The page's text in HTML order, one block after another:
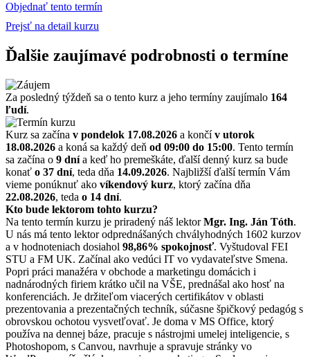
Objednať tento termín
Prejsť na detail kurzu
Ďalšie zaujímavé podrobnosti o termíne
Za posledný týždeň sa o tento kurz a jeho termíny zaujímalo 164
ľudí.
Kurz sa začína v pondelok 17.08.2026 a končív utorok
18.08.2026 a koná sa každý deň od 09:00 do 15:00. Tento termín
sa začína o 9 dnía keď ho premeškáte, ďalší denný kurz sa bude
konať o 37 dní, teda dňa 14.09.2026. Najbližší ďalší termín Vám
vieme ponúknuť ako víkendový kurz, ktorý začína dňa
22.08.2026, teda o 14 dní.
Kto bude lektorom tohto kurzu?
Na tento termín kurzu je priradený náš lektorMgr. Ing. Ján Tóth.
U nás má tento lektor odprednášaných chvályhodných 1602 kurzov
a v hodnoteniach dosiahol 98,86% spokojnosť. Vyštudoval FEI
STU a FM UK. Začínal ako vedúci IT vo vydavateľstve Smena.
Popri práci manažéra v obchode a marketingu domácich i
nadnárodných firiem krátko učil na VŠE, prednášal ako hosť na
konferenciách. Je držiteľom viacerých certifikátov v oblasti
prezentovania a prezentačných techník, súčasne špičkový pedagóg s
obrovskou ochotou vysvetľovať. Je doma v MS Office, ktorý
používa na dennej báze, pracuje s nástrojmi umelej inteligencie, s
Photoshopom, s Canvou, navrhuje a spravuje stránky vo